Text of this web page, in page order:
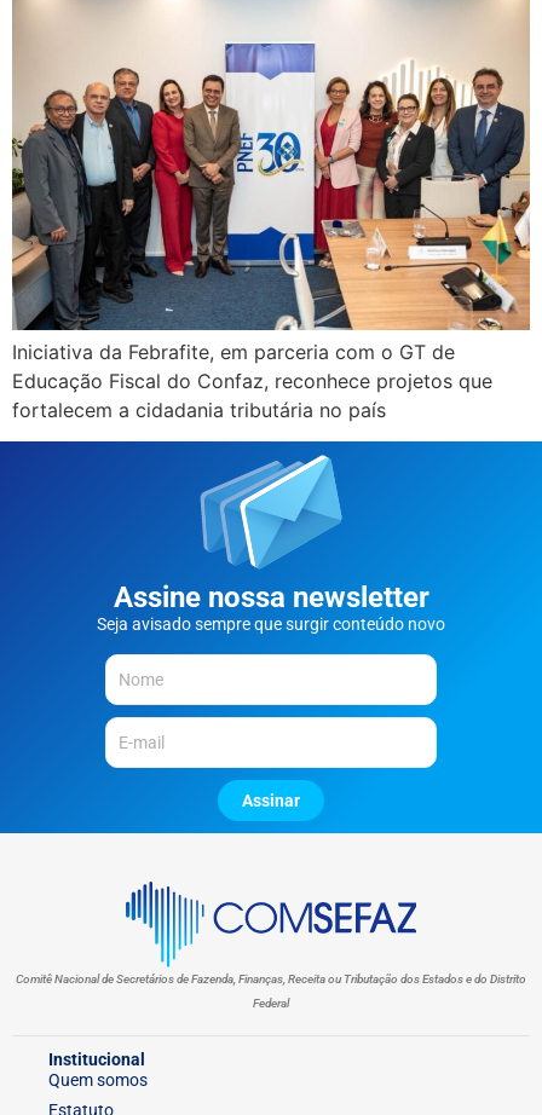
Iniciativa da Febrafite, em parceria com o GT de
Educação Fiscal do Confaz, reconhece projetos que
fortalecem a cidadania tributária no país
Assine nossa newsletter
Seja avisado sempre que surgir conteúdo novo
Assinar
Comitê Nacional de Secretários de Fazenda, Finanças, Receita ou Tributação dos Estados e do Distrito
Federal
Institucional
Quem somos
Estatuto